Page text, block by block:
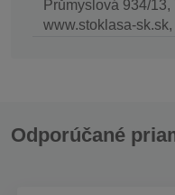
Průmyslová 934/
www.stoklasa-
Odporúčané